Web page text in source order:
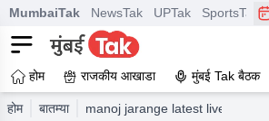
MumbaiTak NewsTak UPTak SportsTak
होम राजकीय आखाडा मुंबई Tak बैठक
होम बातम्या manoj jarange latest live news